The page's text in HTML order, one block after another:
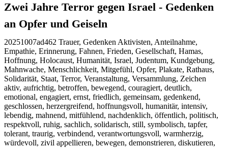
Zwei Jahre Terror gegen Israel - Gedenken
an Opfer und Geiseln
20251007ad462 Trauer, Gedenken Aktivisten, Anteilnahme,
Empathie, Erinnerung, Fahnen, Frieden, Gesellschaft, Hamas,
Hoffnung, Holocaust, Humanität, Israel, Judentum, Kundgebung,
Mahnwache, Menschlichkeit, Mitgefühl, Opfer, Plakate, Rathaus,
Solidarität, Staat, Terror, Veranstaltung, Versammlung, Zeichen
aktiv, aufrichtig, betroffen, bewegend, couragiert, deutlich,
emotional, engagiert, ernst, friedlich, gemeinsam, gedenkend,
geschlossen, herzergreifend, hoffnungsvoll, humanitär, intensiv,
lebendig, mahnend, mitfühlend, nachdenklich, öffentlich, politisch,
respektvoll, ruhig, sachlich, solidarisch, still, symbolisch, tapfer,
tolerant, traurig, verbindend, verantwortungsvoll, warmherzig,
würdevoll, zivil appellieren, bewegen, demonstrieren, diskutieren,